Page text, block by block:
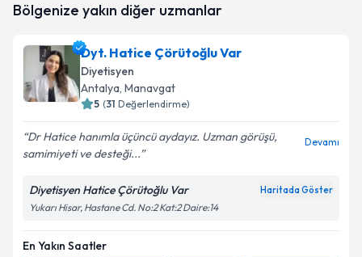
oluşturun. Size bu uzmandan randevu almanız için bir
E-posta Adresiniz
Kişisel verilerimin işlenmesine ilişkinAydınlatma
Metni'ni okudum ve kişisel verilerimin belirtilen
Bölgenize yakın diğer uzmanlar
Dyt. Hatice Çörütoğlu Var
Diyetisyen
Antalya, Manavgat
5 (31 Değerlendirme)
Dr Hatice hanımla üçüncü aydayız. Uzman görüşü,
samimiyeti ve desteği...
Devamı
Diyetisyen Hatice Çörütoğlu Var Haritada Göster
Yukarı Hisar, Hastane Cd. No:2 Kat:2 Daire:14
En Yakın Saatler